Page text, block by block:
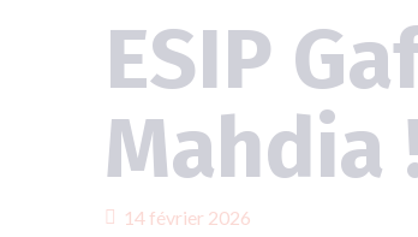
ESIP
Mahdia
14 février 2026